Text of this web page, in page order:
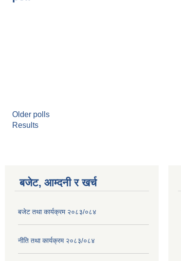
Older polls
Results
बजेट, आम्दनी र खर्च
बजेट तथा कार्यक्रम २०८३/०८४
नीति तथा कार्यक्रम २०८३/०८४